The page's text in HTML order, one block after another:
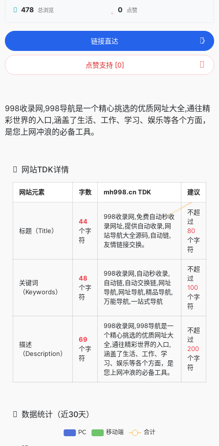
478 总浏览 0 点赞
链接直达
点赞支持 [0]
998收录网,998导航是一个精心挑选的优质网址大全,通往精
彩世界的入口,涵盖了生活、工作、学习、娱乐等各个方面，
是您上网冲浪的必备工具。
网站TDK详情
网站元素 字数 mh998.cn TDK 建议
标题（Title）
44
个字
符
998收录网,免费自动秒收
录网址,提供自动收录,网
站导航大全源码,自动链,
友情链接交换。
不超
过
80
个字
符
关键词
（Keywords）
48
个字
符
998收录网,自动秒收录,
自动链,自动交换链,网址
导航,网址导航,精品导航,
万能导航,一站式导航
不超
过
100
个字
符
描述
（Description）
69
个字
符
998收录网,998导航是一
个精心挑选的优质网址大
全,通往精彩世界的入口,
涵盖了生活、工作、学
习、娱乐等各个方面，是
您上网冲浪的必备工具。
不超
过
200
个字
符
数据统计（近30天）